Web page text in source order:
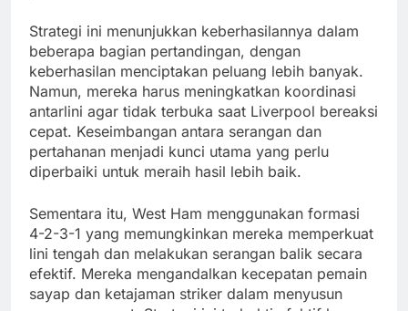
Strategi ini menunjukkan keberhasilannya dalam
beberapa bagian pertandingan, dengan
keberhasilan menciptakan peluang lebih banyak.
Namun, mereka harus meningkatkan koordinasi
antarlini agar tidak terbuka saat Liverpool bereaksi
cepat. Keseimbangan antara serangan dan
pertahanan menjadi kunci utama yang perlu
diperbaiki untuk meraih hasil lebih baik.
Sementara itu, West Ham menggunakan formasi
4-2-3-1 yang memungkinkan mereka memperkuat
lini tengah dan melakukan serangan balik secara
efektif. Mereka mengandalkan kecepatan pemain
sayap dan ketajaman striker dalam menyusun